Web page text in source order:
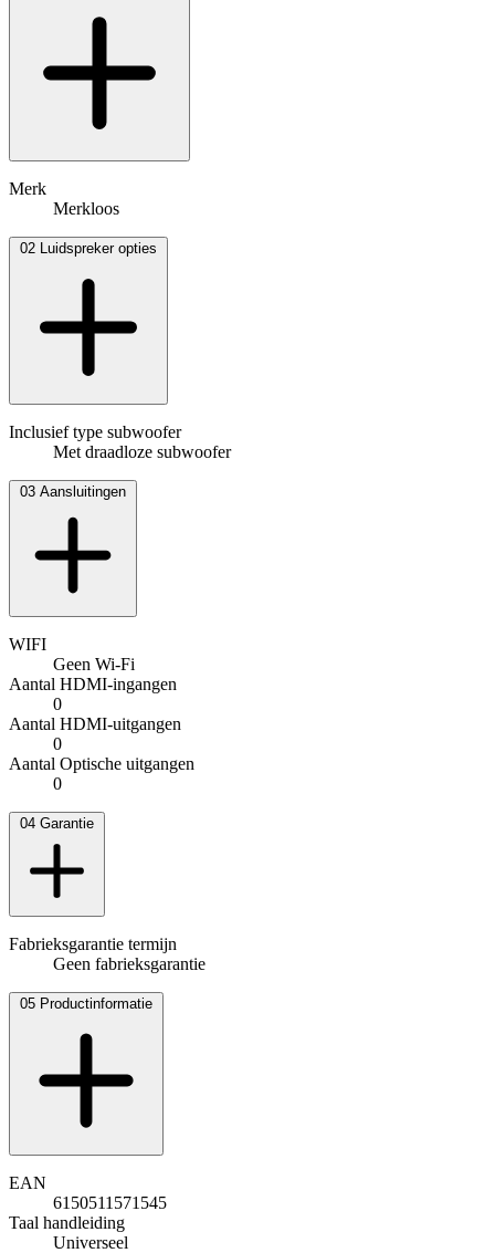
Merk
Merkloos
02 Luidspreker opties
Inclusief type subwoofer
Met draadloze subwoofer
03 Aansluitingen
WIFI
Geen Wi-Fi
Aantal HDMI-ingangen
0
Aantal HDMI-uitgangen
0
Aantal Optische uitgangen
0
04 Garantie
Fabrieksgarantie termijn
Geen fabrieksgarantie
05 Productinformatie
EAN
6150511571545
Taal handleiding
Universeel